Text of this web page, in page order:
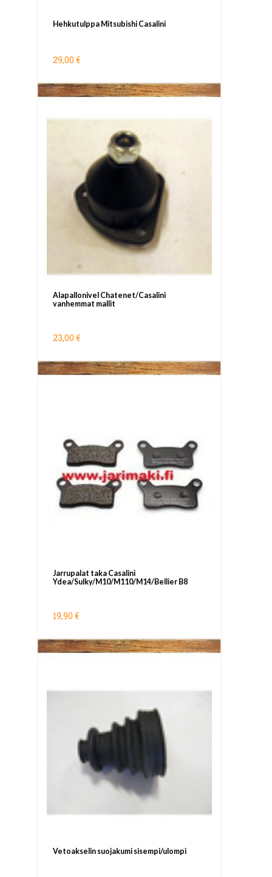
Hehkutulppa Mitsubishi Casalini
29,00 €
Alapallonivel Chatenet/Casalini
vanhemmat mallit
23,00 €
Jarrupalat taka Casalini
Ydea/Sulky/M10/M110/M14/Bellier B8
19,90 €
Vetoakselin suojakumi sisempi/ulompi